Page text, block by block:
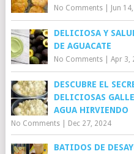
No Comments| Jun
DELICIOSA Y
DE AGUACATE
No Comments| Apr 3,
DESCUBRE EL
DELICIOSAS
AGUA HIRVIENDO
No Comments| Dec 27, 2024
BATIDOS DE